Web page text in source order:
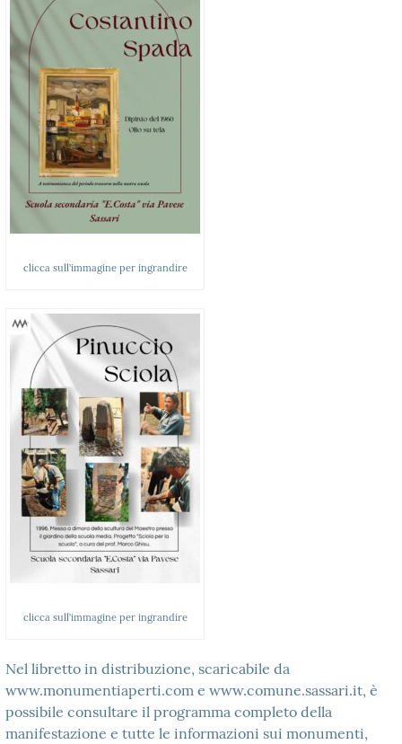
clicca sull’immagine per ingrandire
clicca sull’immagine per ingrandire
Nel libretto in distribuzione, scaricabile da
www.monumentiaperti.com e www.comune.sassari.it, è
possibile consultare il programma completo della
manifestazione e tutte le informazioni sui monumenti,